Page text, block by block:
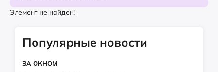
Элемент не найден!
Популярные новости
ЗА ОКНОМ